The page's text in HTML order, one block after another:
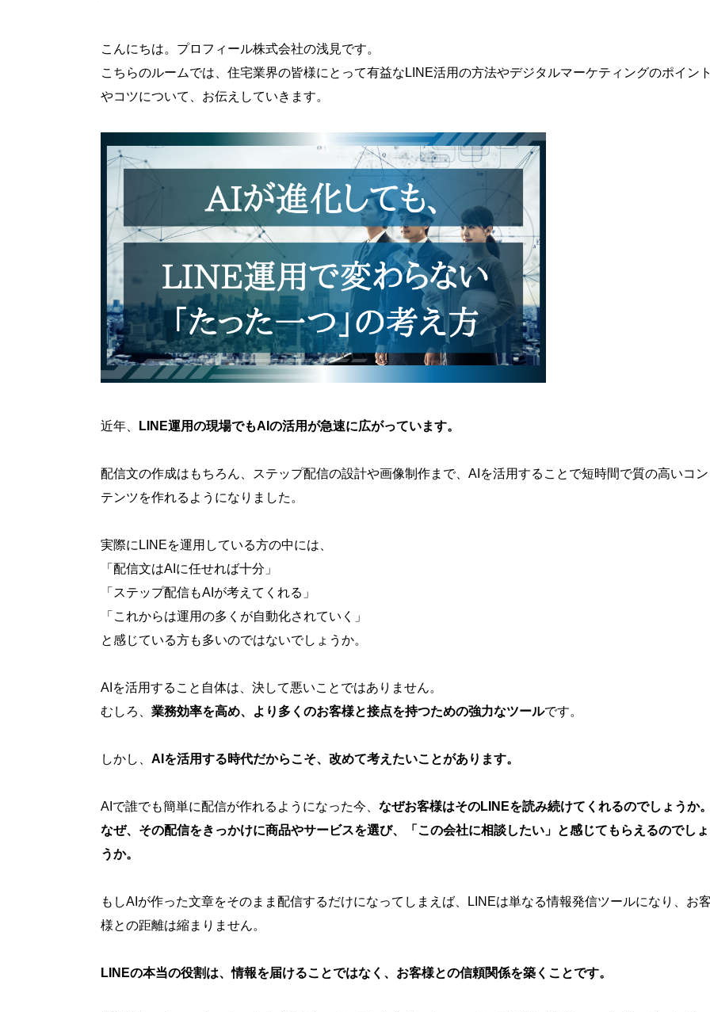
こんにちは。プロフィール株式会社の浅見です。
こちらのルームでは、住宅業界の皆様にとって有益なLINE活用の方法やデジタルマーケティングのポイン
やコツについて、お伝えしていきます。
近年、 LINE運用の現場でもAIの活用が急速に広がっています。
配信文の作成はもちろん、ステップ配信の設計や画像制作まで、AIを活用することで短時間で質の高いコン
テンツを作れるようになりました。
実際にLINEを運用している方の中には、
「配信文はAIに任せれば十分」
「ステップ配信もAIが考えてくれる」
「これからは運用の多くが自動化されていく」
と感じている方も多いのではないでしょうか。
AIを活用すること自体は、決して悪いことではありません。
むしろ、 業務効率を高め、より多くのお客様と接点を持つための強力なツールです。
しかし、 AIを活用する時代だからこそ、改めて考えたいことがあります。
AIで誰でも簡単に配信が作れるようになった今、 なぜお客様はそのLINEを読み続けてくれるのでしょうか
なぜ、その配信をきっかけに商品やサービスを選び、「この会社に相談したい」と感じてもらえるのでしょ
うか。
もしAIが作った文章をそのまま配信するだけになってしまえば、LINEは単なる情報発信ツールになり、お
様との距離は縮まりません。
LINEの本当の役割は、情報を届けることではなく、お客様との信頼関係を築くことです。